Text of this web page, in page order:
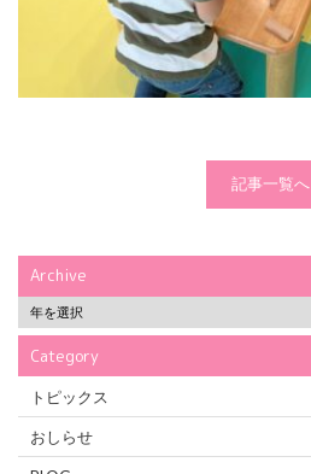
記事一覧へ
Archive
Category
トピックス
おしらせ